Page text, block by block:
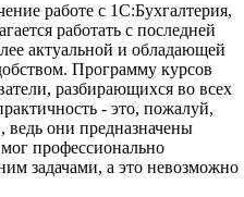
работе с 1С:Бухгалтерия,
работать с последней
актуальной и обладающей
Программу курсов
разбирающихся во всех
- это, пожалуй,
ведь они предназначены
профессионально
задачами, а это невозможно